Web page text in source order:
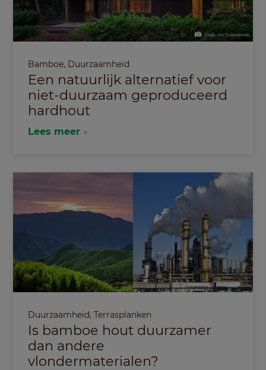
Bamboe, Duurzaamheid
Een natuurlijk alternatief voor
niet-duurzaam geproduceerd
hardhout
Lees meer
Duurzaamheid,Terrasplanken
Is bamboe hout duurzamer
dan andere
vlondermaterialen?